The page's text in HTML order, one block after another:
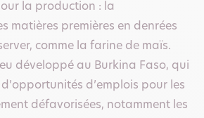
la production : la
matières premières en denrées
comme la farine de maïs.
développé au Burkina Faso, qui
d’emplois pour les
défavorisées, notamment les